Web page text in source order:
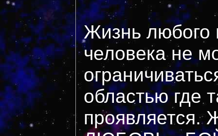
Жизнь любого
человека не
областью где